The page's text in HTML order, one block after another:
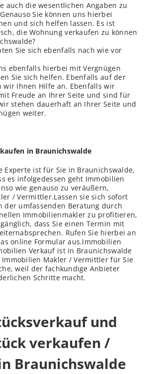
auch die wesentlichen Angaben zu
Sie können uns hierbei
und sich helfen lassen. Es ist
die Wohnung verkaufen zu können
Sie sich ebenfalls nach wie vor
ebenfalls hierbei mit Vergnügen
Sie sich helfen. Ebenfalls auf der
wir Ihnen Hilfe an. Ebenfalls wir
Freude an Ihrer Seite und sind für
stehen dauerhaft an Ihrer Seite und
weiter.
in Braunichswalde
Experte ist für Sie in Braunichswalde,
es infolgedessen geht Immobilien
wie genauso zu veräußern,
/ Vermittler.Lassen sie sich sofort
der umfassenden Beratung durch
Immobilienmakler zu profitieren,
dass Sie einen Termin mit
Rufen Sie hierbei an
online Formular aus.Immobilien
Verkauf ist in Braunichswalde
Makler / Vermittler für Sie
weil der fachkundige Anbieter
Schritte macht.
und
verkaufen /
Braunichswalde